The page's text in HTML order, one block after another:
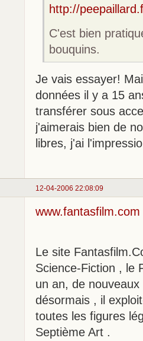
http://
C'est bien
bouquins.
Je vais essayer!
données il y a 15
transférer sous
j'aimerais bien de
libres, j'ai
12-04-2006 22:08:09
www.fantasfilm.com
Le site
Science-Fiction , le
un an, de
désormais , il
toutes les figures
Septième Art .